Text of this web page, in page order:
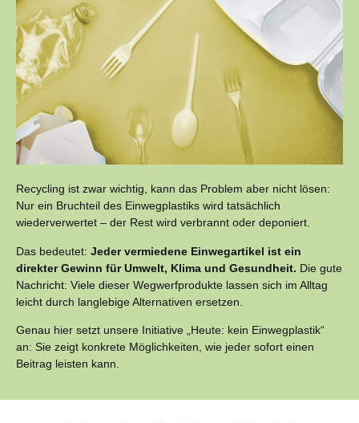
Recycling ist zwar wichtig, kann das Problem aber nicht lösen:
Nur ein Bruchteil des Einwegplastiks wird tatsächlich
wiederverwertet – der Rest wird verbrannt oder deponiert.
Das bedeutet: Jeder vermiedene Einwegartikel ist ein
direkter Gewinn für Umwelt, Klima und Gesundheit. Die gute
Nachricht: Viele dieser Wegwerfprodukte lassen sich im Alltag
leicht durch langlebige Alternativen ersetzen.
Genau hier setzt unsere Initiative „Heute: kein Einwegplastik“
an: Sie zeigt konkrete Möglichkeiten, wie jeder sofort einen
Beitrag leisten kann.